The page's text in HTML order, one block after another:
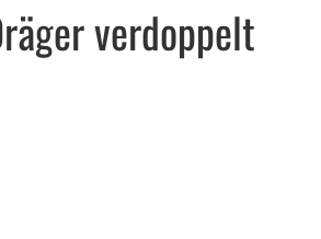
verdoppelt